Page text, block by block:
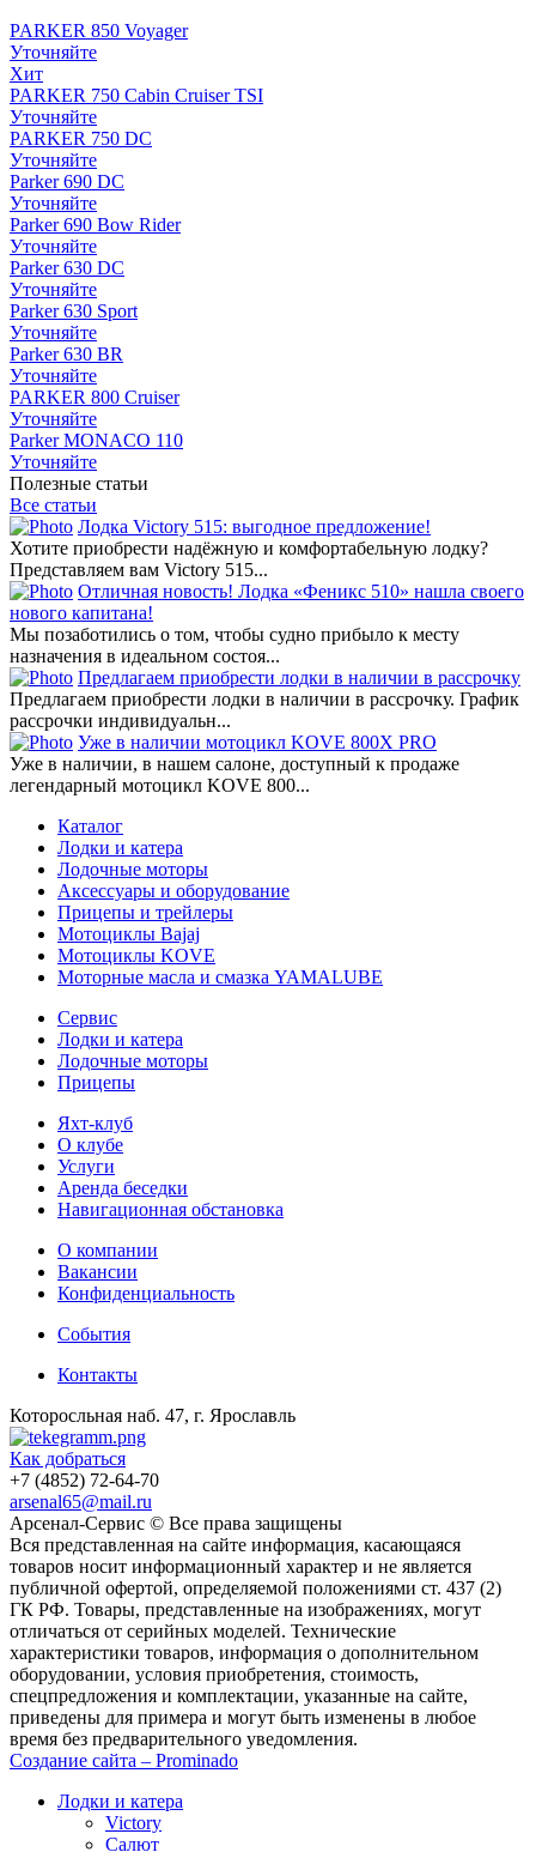
PARKER 850 Voyager
Уточняйте
Хит
PARKER 750 Cabin Cruiser TSI
Уточняйте
PARKER 750 DC
Уточняйте
Parker 690 DC
Уточняйте
Parker 690 Bow Rider
Уточняйте
Parker 630 DC
Уточняйте
Parker 630 Sport
Уточняйте
Parker 630 BR
Уточняйте
PARKER 800 Cruiser
Уточняйте
Parker MONACO 110
Уточняйте
Полезные статьи
Все статьи
Лодка Victory 515: выгодное предложение!
Хотите приобрести надёжную и комфортабельную лодку?
Представляем вам Victory 515...
Отличная новость! Лодка «Феникс 510» нашла своего
нового капитана!
Мы позаботились о том, чтобы судно прибыло к месту
назначения в идеальном состоя...
Предлагаем приобрести лодки в наличии в рассрочку
Предлагаем приобрести лодки в наличии в рассрочку. График
рассрочки индивидуальн...
Уже в наличии мотоцикл KOVE 800X PRO
Уже в наличии, в нашем салоне, доступный к продаже
легендарный мотоцикл KOVE 800...
Каталог
Лодки и катера
Лодочные моторы
Аксессуары и оборудование
Прицепы и трейлеры
Мотоциклы Bajaj
Мотоциклы KOVE
Моторные масла и смазка YAMALUBE
Сервис
Лодки и катера
Лодочные моторы
Прицепы
Яхт-клуб
О клубе
Услуги
Аренда беседки
Навигационная обстановка
О компании
Вакансии
Конфиденциальность
События
Контакты
Которосльная наб. 47, г. Ярославль
Как добраться
+7 (4852) 72-64-70
arsenal65@mail.ru
Aрсенал-Сервис © Все права защищены
Вся представленная на сайте информация, касающаяся
товаров носит информационный характер и не является
публичной офертой, определяемой положениями ст. 437 (2)
ГК РФ. Товары, представленные на изображениях, могут
отличаться от серийных моделей. Технические
характеристики товаров, информация о дополнительном
оборудовании, условия приобретения, стоимость,
спецпредложения и комплектации, указанные на сайте,
приведены для примера и могут быть изменены в любое
время без предварительного уведомления.
Создание сайта – Prominado
Лодки и катера
Victory
Салют